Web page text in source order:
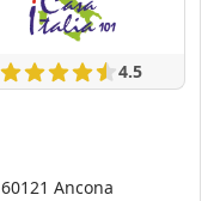
4.5
Ancona